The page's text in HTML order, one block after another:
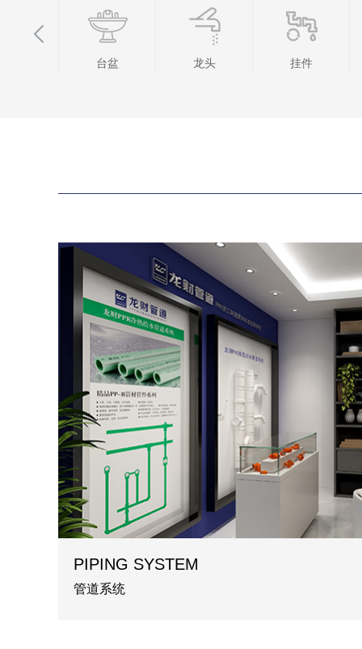
龙头 挂件 地漏
PIPING SYSTEM
管道系统